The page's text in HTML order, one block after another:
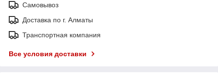
Самовывоз
Доставка по г. Алматы
Транспортная компания
Все условия доставки